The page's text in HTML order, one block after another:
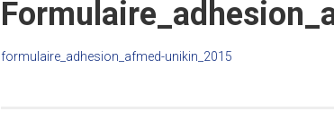
formulaire_adhesion_afmed-unikin_2015